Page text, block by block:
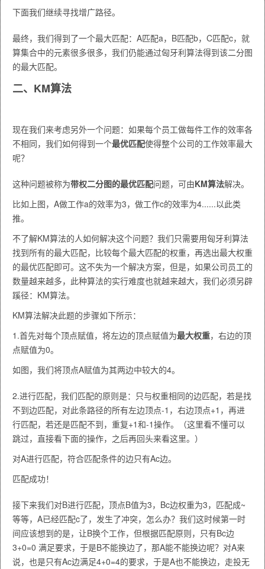
下面我们继续寻找增广路径。
最终，我们得到了一个最大匹配：A匹配a，B匹配b，C匹配c，就
算集合中的元素很多很多，我们仍能通过匈牙利算法得到该二分图
的最大匹配。
二、KM算法
现在我们来考虑另外一个问题：如果每个员工做每件工作的效率各
不相同，我们如何得到一个最优匹配使得整个公司的工作效率最大
呢？
这种问题被称为带权二分图的最优匹配问题，可由KM算法解决。
比如上图，A做工作a的效率为3，做工作c的效率为4......以此类
推。
不了解KM算法的人如何解决这个问题？我们只需要用匈牙利算法
找到所有的最大匹配，比较每个最大匹配的权重，再选出最大权重
的最优匹配即可。这不失为一个解决方案，但是，如果公司员工的
数量越来越多，此种算法的实行难度也就越来越大，我们必须另辟
蹊径：KM算法。
KM算法解决此题的步骤如下所示：
1.首先对每个顶点赋值，将左边的顶点赋值为最大权重，右边的顶
点赋值为0。
如图，我们将顶点A赋值为其两边中较大的4。
2.进行匹配，我们匹配的原则是：只与权重相同的边匹配，若是找
不到边匹配，对此条路径的所有左边顶点-1，右边顶点+1，再进
行匹配，若还是匹配不到，重复+1和-1操作。（这里看不懂可以
跳过，直接看下面的操作，之后再回头来看这里。）
对A进行匹配，符合匹配条件的边只有Ac边。
匹配成功！
接下来我们对B进行匹配，顶点B值为3，Bc边权重为3，匹配成~
等等，A已经匹配c了，发生了冲突，怎么办？我们这时候第一时
间应该想到的是，让B换个工作，但根据匹配原则，只有Bc边
3+0=0 满足要求，于是B不能换边了，那A能不能换边呢？对A来
说，也是只有Ac边满足4+0=4的要求，于是A也不能换边，走投无